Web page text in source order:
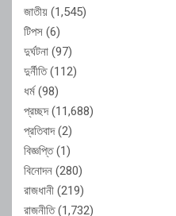
জাতীয় (1,545)
টিপস (6)
দুর্ঘটনা (97)
দুর্নীতি(112)
ধর্ম(98)
প্রচ্ছদ(11,688)
প্রতিবাদ(2)
বিজ্ঞপ্তি(1)
বিনোদন (280)
রাজধানী (219)
রাজনীতি(1,732)